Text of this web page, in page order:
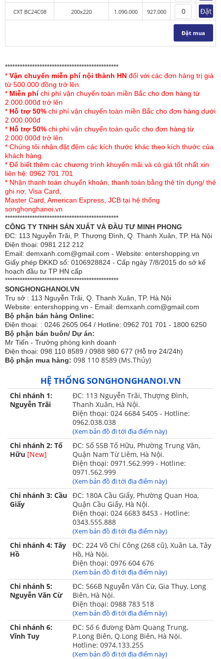
Họa tiết được in màu sắc nét, không bị phai màu do
được in từ công nghệ in tiên tiến hiện đại nhất hiện nay
Vỏ chăn xuân thu Sông Hồng Basic cotton BC24C08
Vỏ chăn xuân thu Sông Hồng BC24C08
hài hòa phù hợp với mọi lứa tuổi. Sản phẩm phối màu
tổng thể hài hòa cho một không gian phòng ngủ thật hiện
đại.
Thiết kế đa dạng kích thước 150x210,200x220 phù hợp
với các kích thước giường khác nhau của mỗi gia đình.
dày dặn có khóa kéo lồng được ruột, sử dụng cho bốn
mùa vì vậy đây là sản phẩm bán chạy nhất tất cả các
mùa.
Vỏ chăn sử dụ
ng chất liệu 100% cotton mềm mịn
CXT BC24C08 200x220 1.090.000 927.000 Đặt
Đặt mua
**********************************************
* Vận chuyển miễn phí nội thành HN đối với các đơn hàng trị giá
từ 500.000 đồng trở lên
* Miễn phíchi phí vận chuyển toàn miền Bắc cho đơn hàng từ
2.000.000đ trở lên
* Hỗ trợ 50% chi phí vận chuyển toàn miền Bắc cho đơn hàng dưới
2.000.000đ
* Hỗ trợ 50% chi phí vận chuyển toàn quốc cho đơn hàng từ
2.000.000đ trở lên
* Chúng tôi nhận đặt đệm các kích thước khác theo kích thước của
khách hàng.
* Để biết thêm các chương trình khuyến mãi và có giá tốt nhất xin
liên hệ: 0962 701 701
* Nhận thanh toán chuyển khoản, thanh toán bằng thẻ tín dụng/ thẻ
ghi nợ, Visa Card,
Master Card, American Express, JCB tại hệ thống
songhonghanoi.vn
**********************************************
CÔNG TY TNHH SẢN XUẤT VÀ ĐẦU TƯ MINH PHONG
ĐC: 113 Nguyễn Trãi, P. Thượng Đình, Q. Thanh Xuân, TP. Hà Nội
Điện thoại: 0981 212 212
Email: demxanh.com@gmail.com - Website: entershopping.vn
Giấy phép ĐKKD số: 0106928824 - Cấp ngày 7/8/2015 do sở kế
hoạch đầu tư TP HN cấp
**********************************************
SONGHONGHANOI.VN
Trụ sở : 113 Nguyễn Trãi, Q. Thanh Xuân, TP. Hà Nội
Website: entershopping.vn - Email: demxanh.com@gmail.com
Bộ phận bán hàng Online:
Điện thoại: : 0246 2605 064 / Hotline: 0962 701 701 - 1800 6250
Bộ phận bán buôn/ Dự án:
Mr Tiến - Trưởng phòng kinh doanh
Điện thoại: 098 110 8589 / 0988 980 677 (Hỗ trợ 24/24h)
Bộ phận mua hàng: 098 110 8589 (Ms.Thủy)
HỆ THỐNG SONGHONGHANOI.VN
Chi nhánh 1:
Nguyễn Trãi
ĐC: 113 Nguyễn Trãi, Thượng Đình,
Thanh Xuân, Hà Nội.
Điện thoại: 024 6684 5405 - Hotline:
0962.038.038
(Xem bản đồ đi tới địa điểm này)
Chi nhánh 2: Tố
Hữu [New]
ĐC: Số 55B Tố Hữu, Phường Trung Văn,
Quận Nam Từ Liêm, Hà Nội.
Điện thoại: 0971.562.999 - Hotline:
0971.562.999
(Xem bản đồ đi tới địa điểm này)
Chi nhánh 3: Cầu
Giấy
ĐC: 180A Cầu Giấy, Phường Quan Hoa,
Quận Cầu Giấy, Hà Nội.
Điện thoại: 024 6683 8453 - Hotline:
0343.555.888
(Xem bản đồ đi tới địa điểm này)
Chi nhánh 4: Tây
Hồ
ĐC: 224 Võ Chí Công (268 cũ), Xuân La, Tây
Hồ, Hà Nội.
Điện thoại: 0976 604 676
(Xem bản đồ đi tới địa điểm này)
Chi nhánh 5:
Nguyễn Văn Cừ
ĐC: 566B Nguyễn Văn Cừ, Gia Thụy, Long
Biên, Hà Nội.
Điện thoại: 0988 783 518
(Xem bản đồ đi tới địa điểm này)
Chi nhánh 6:
Vĩnh Tuy
ĐC: Số 6 đường Đàm Quang Trung,
P.Long Biên, Q.Long Biên, Hà Nội.
Hotline: 0974.133.255
(Xem bản đồ đi tới địa điểm này)